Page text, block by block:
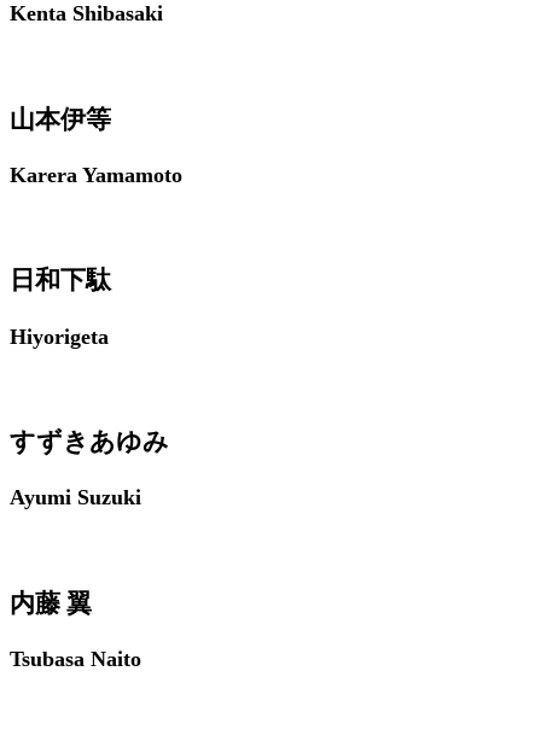
Kenta Shibasaki
山本伊等
Karera Yamamoto
日和下駄
Hiyorigeta
すずきあゆみ
Ayumi Suzuki
内藤 翼
Tsubasa Naito